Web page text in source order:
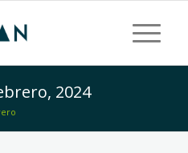
2024